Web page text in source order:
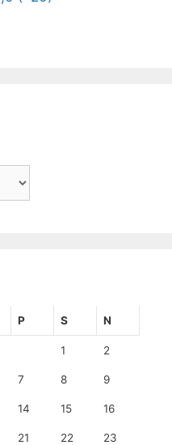
P S N
1 2
7 8 9
14 15 16
21 22 23